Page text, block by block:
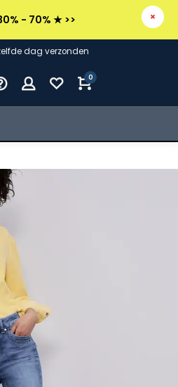
- 70% ★ >>
dag verzonden
0